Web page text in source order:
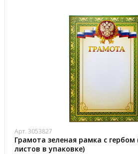
Арт. 3053827
Грамота зеленая рамка с гербом
листов в упаковке)